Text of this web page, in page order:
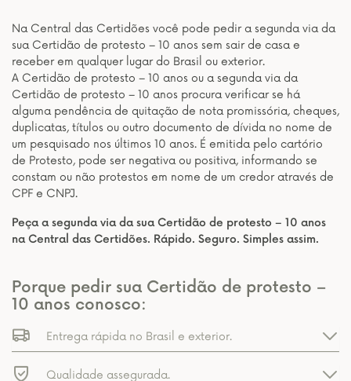
Na Central das Certidões você pode pedir a segunda via da
sua Certidão de protesto – 10 anos sem sair de casa e
receber em qualquer lugar do Brasil ou exterior.
A Certidão de protesto – 10 anos ou a segunda via da
Certidão de protesto – 10 anos procura verificar se há
alguma pendência de quitação de nota promissória, cheques,
duplicatas, títulos ou outro documento de dívida no nome de
um pesquisado nos últimos 10 anos. É emitida pelo cartório
de Protesto, pode ser negativa ou positiva, informando se
constam ou não protestos em nome de um credor através de
CPF e CNPJ.
Peça a segunda via da sua Certidão de protesto – 10 anos
na Central das Certidões. Rápido. Seguro. Simples assim.
Porque pedir sua Certidão de protesto –
10 anos conosco:
Entrega rápida no Brasil e exterior.
Qualidade assegurada.